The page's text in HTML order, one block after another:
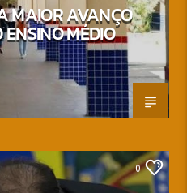
MAIOR AVANÇO
MÉDIO
0